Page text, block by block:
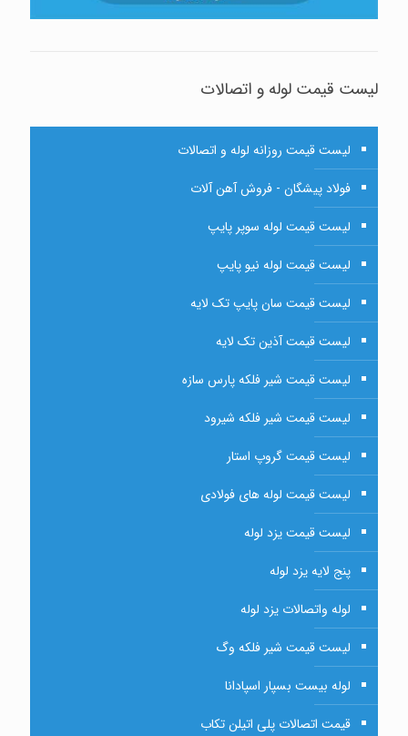
لیست قیمت لوله و اتصالات
لیست قیمت روزانه لوله و اتصالات
فولاد پیشگان - فروش آهن آلات
لیست قیمت لوله سوپر پایپ
لیست قیمت لوله نیو پایپ
لیست قیمت سان پایپ تک لایه
لیست قیمت آذین تک لایه
لیست قیمت شیر فلکه پارس سازه
لیست قیمت شیر فلکه شیرود
لیست قیمت گروپ استار
لیست قیمت لوله های فولادی
لیست قیمت یزد لوله
پنج لایه یزد لوله
لوله واتصالات یزد لوله
لیست قیمت شیر فلکه وگ
لوله بیست بسپار اسپادانا
قیمت اتصالات پلی اتیلن تکاب